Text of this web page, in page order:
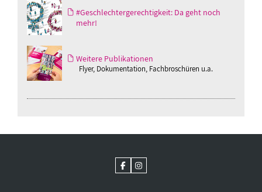
#Geschlechtergerechtigkeit: Da geht noch
mehr!
Weitere Publikationen
Flyer, Dokumentation, Fachbroschüren u.a.